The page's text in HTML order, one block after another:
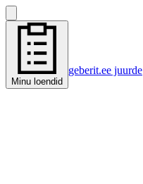
Minu loendid
geberit.ee juurde